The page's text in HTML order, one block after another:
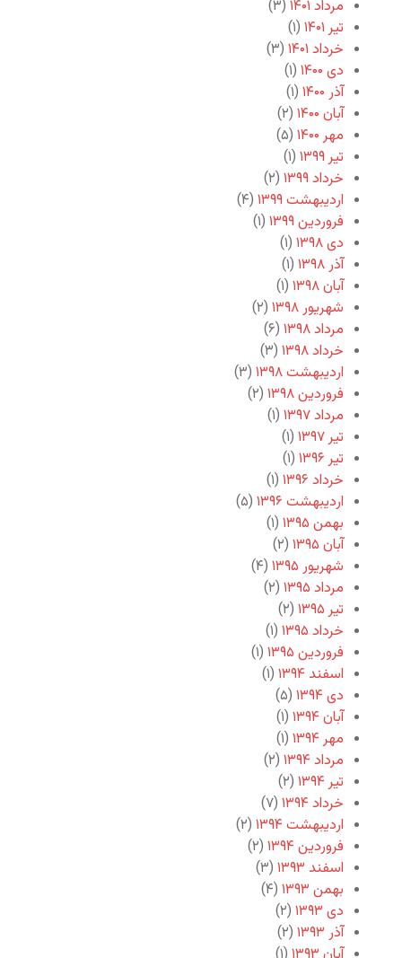
مرداد ۱۴۰۱
(۳)
تیر ۱۴۰۱
(۱)
خرداد ۱۴۰۱
(۳)
دی ۱۴۰۰
(۱)
آذر ۱۴۰۰
(۱)
آبان ۱۴۰۰
(۲)
مهر ۱۴۰۰
(۵)
تیر ۱۳۹۹
(۱)
خرداد ۱۳۹۹
(۲)
اردیبهشت ۱۳۹۹
(۴)
فروردین ۱۳۹۹
(۱)
دی ۱۳۹۸
(۱)
آذر ۱۳۹۸
(۱)
آبان ۱۳۹۸
(۱)
شهریور ۱۳۹۸
(۲)
مرداد ۱۳۹۸
(۶)
خرداد ۱۳۹۸
(۳)
اردیبهشت ۱۳۹۸
(۳)
فروردین ۱۳۹۸
(۲)
مرداد ۱۳۹۷
(۱)
تیر ۱۳۹۷
(۱)
تیر ۱۳۹۶
(۱)
خرداد ۱۳۹۶
(۱)
اردیبهشت ۱۳۹۶
(۵)
بهمن ۱۳۹۵
(۱)
آبان ۱۳۹۵
(۲)
شهریور ۱۳۹۵
(۴)
مرداد ۱۳۹۵
(۲)
تیر ۱۳۹۵
(۲)
خرداد ۱۳۹۵
(۱)
فروردین ۱۳۹۵
(۱)
اسفند ۱۳۹۴
(۱)
دی ۱۳۹۴
(۵)
آبان ۱۳۹۴
(۱)
مهر ۱۳۹۴
(۱)
مرداد ۱۳۹۴
(۲)
تیر ۱۳۹۴
(۲)
خرداد ۱۳۹۴
(۷)
اردیبهشت ۱۳۹۴
(۲)
فروردین ۱۳۹۴
(۲)
اسفند ۱۳۹۳
(۳)
بهمن ۱۳۹۳
(۴)
دی ۱۳۹۳
(۲)
آذر ۱۳۹۳
(۲)